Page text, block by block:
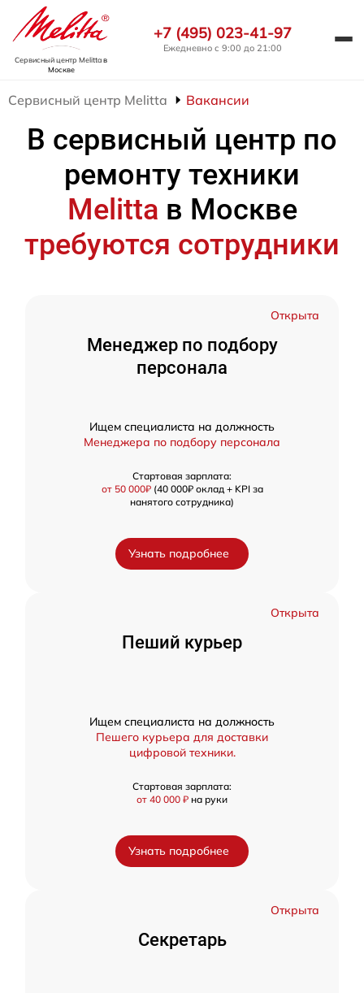
Сервисный центр Melittaв
Москве
+7 (495) 023-41-97
Ежедневно с 9:00 до 21:00
Сервисный центр Melitta Вакансии
В сервисный центр по
ремонту техники
Melitta в Москве
требуются сотрудники
Открыта
Менеджер по подбору
персонала
Ищем специалиста на должность
Менеджера по подбору персонала
Стартовая зарплата:
от 50 000₽(40 000₽ оклад + KPI за
нанятого сотрудника)
Узнать подробнее
Открыта
Пеший курьер
Ищем специалиста на должность
Пешего курьера для доставки
цифровой техники.
Стартовая зарплата:
от 40 000 ₽ на руки
Узнать подробнее
Открыта
Секретарь